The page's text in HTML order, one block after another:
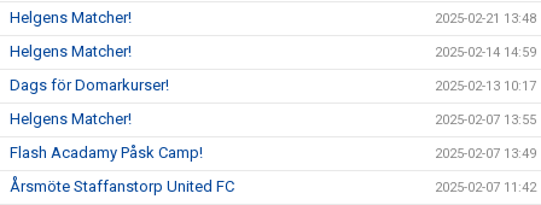
Helgens Matcher! 2025-02-21 13:48
Helgens Matcher! 2025-02-14 14:59
Dags för Domarkurser! 2025-02-13 10:17
Helgens Matcher! 2025-02-07 13:55
Flash Acadamy Påsk Camp! 2025-02-07 13:49
Årsmöte Staffanstorp United FC 2025-02-07 11:42